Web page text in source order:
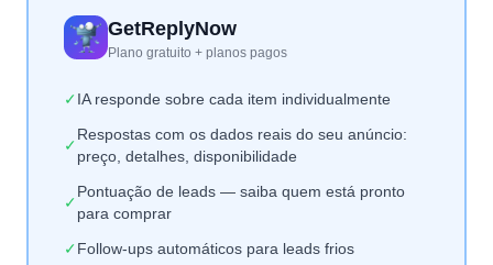
GetReplyNow
Plano gratuito + planos pagos
✓IA responde sobre cada item individualmente
✓
Respostas com os dados reais do seu anúncio:
preço, detalhes, disponibilidade
✓
Pontuação de leads — saiba quem está pronto
para comprar
✓Follow-ups automáticos para leads frios